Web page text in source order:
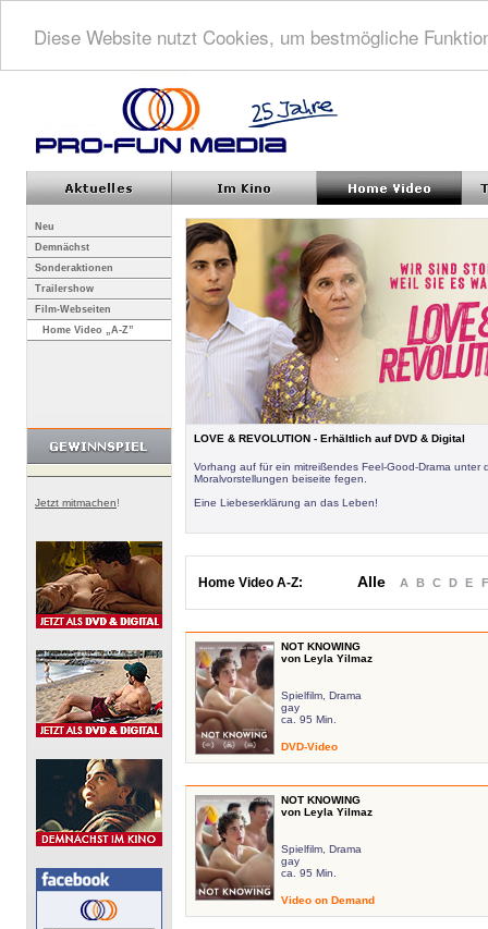
Diese Website nutzt Cookies, um bestmögliche
Neu
Demnächst
Sonderaktionen
Trailershow
Film-Webseiten
Home Video „A-Z”
Jetzt mitmachen!
LOVE & REVOLUTION - Erhältlich auf DVD & Digital
Vorhang auf für ein mitreißendes Feel-Good-Drama
Moralvorstellungen beiseite fegen.
Eine Liebeserklärung an das Leben!
Home Video A-Z: Alle A B C D E F
NOT KNOWING
von Leyla Yilmaz
Spielfilm, Drama
gay
ca. 95 Min.
DVD-Video
NOT KNOWING
von Leyla Yilmaz
Spielfilm, Drama
gay
ca. 95 Min.
Video on Demand